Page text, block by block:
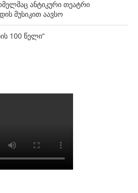
ანტიკური თეატრი
მუსიკით აავსო
100 წელი“